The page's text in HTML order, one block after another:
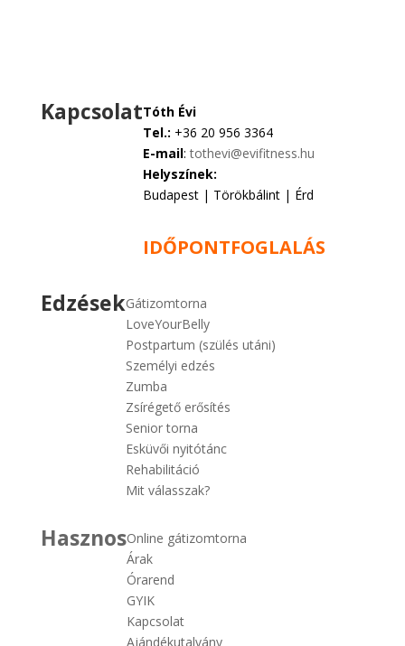
KapcsolatTóth Évi
Tel.: +36 20 956 3364
E-mail:tothevi@evifitness.hu
Helyszínek:
Budapest | Törökbálint | Érd
IDŐPONTFOGLALÁS
EdzésekGátizomtorna
LoveYourBelly
Postpartum (szülés utáni)
Személyi edzés
Zumba
Zsírégető erősítés
Senior torna
Esküvői nyitótánc
Rehabilitáció
Mit válasszak?
HasznosOnline gátizomtorna
Árak
Órarend
GYIK
Kapcsolat
Ajándékutalvány